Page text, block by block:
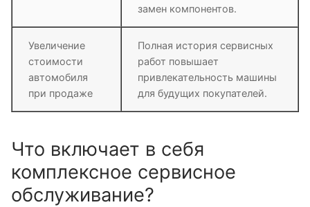
замен компонентов.
Увеличение
стоимости
автомобиля
при продаже
Полная история сервисных
работ повышает
привлекательность машины
для будущих покупателей.
Что включает в себя
комплексное сервисное
обслуживание?